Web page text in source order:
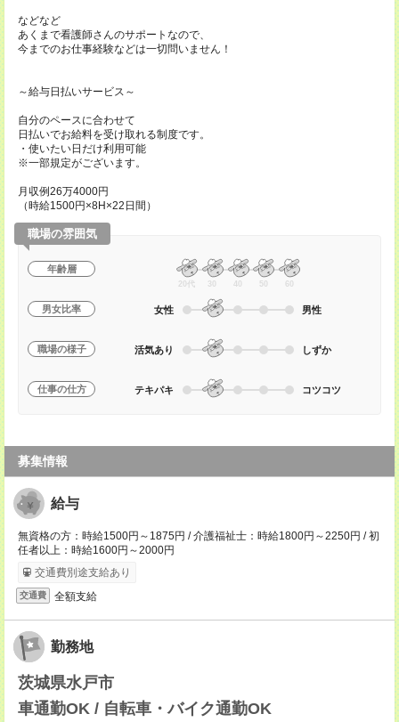
などなど
あくまで看護師さんのサポートなので、
今までのお仕事経験などは一切問いません！
～給与日払いサービス～
自分のペースに合わせて
日払いでお給料を受け取れる制度です。
・使いたい日だけ利用可能
※一部規定がございます。
月収例26万4000円
（時給1500円×8H×22日間）
職場の雰囲気
年齢層
20代 30 40 50 60
男女比率 女性 男性
職場の様子 活気あり しずか
仕事の仕方 テキパキ コツコツ
募集情報
給与
無資格の方：時給1500円～1875円 / 介護福祉士：時給1800円～2250円 / 初
任者以上：時給1600円～2000円
交通費別途支給あり
交通費 全額支給
勤務地
茨城県水戸市
車通勤OK / 自転車・バイク通勤OK